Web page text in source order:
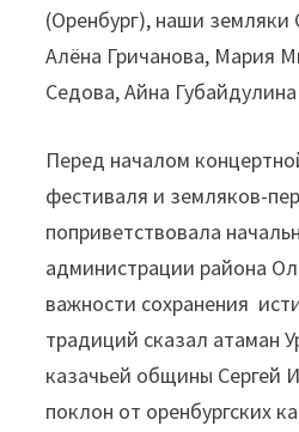
(Оренбург), наши земляки
Алёна Гричанова, Мария
Седова, Айна
Перед началом
фестиваля и земляков-
поприветствовала
администрации района
важности сохранения
традиций сказал атаман
казачьей общины Сергей
поклон от оренбургских